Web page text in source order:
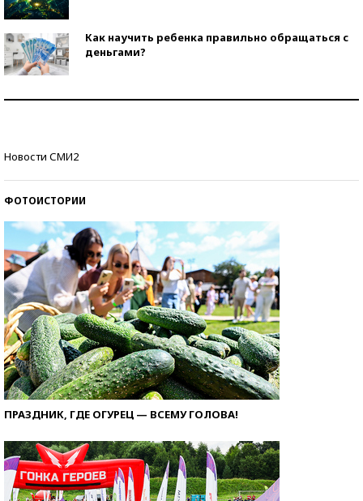
Как научить ребенка правильно обращаться с
деньгами?
Новости СМИ2
ФОТОИСТОРИИ
ПРАЗДНИК, ГДЕ ОГУРЕЦ — ВСЕМУ ГОЛОВА!